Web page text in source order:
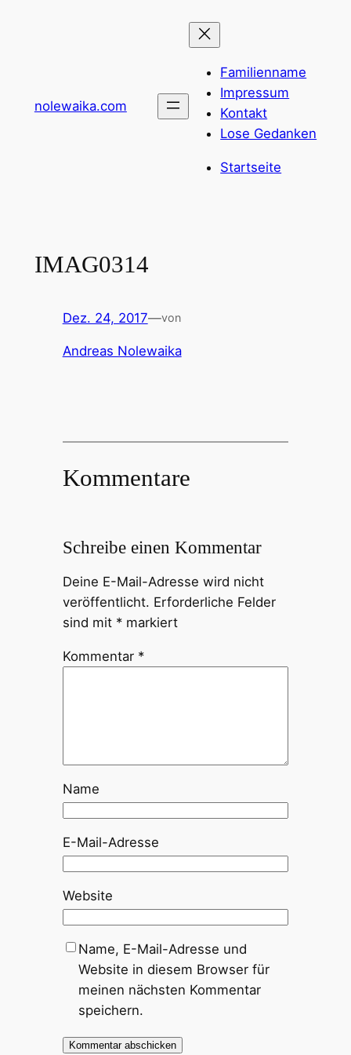
nolewaika.com
Familienname
Impressum
Kontakt
Lose Gedanken
Startseite
IMAG0314
Dez. 24, 2017—von
Andreas Nolewaika
Kommentare
Schreibe einen Kommentar
Deine E-Mail-Adresse wird nicht
veröffentlicht. Erforderliche Felder
sind mit *markiert
Kommentar *
Name
E-Mail-Adresse
Website
Name, E-Mail-Adresse und
Website in diesem Browser für
meinen nächsten Kommentar
speichern.